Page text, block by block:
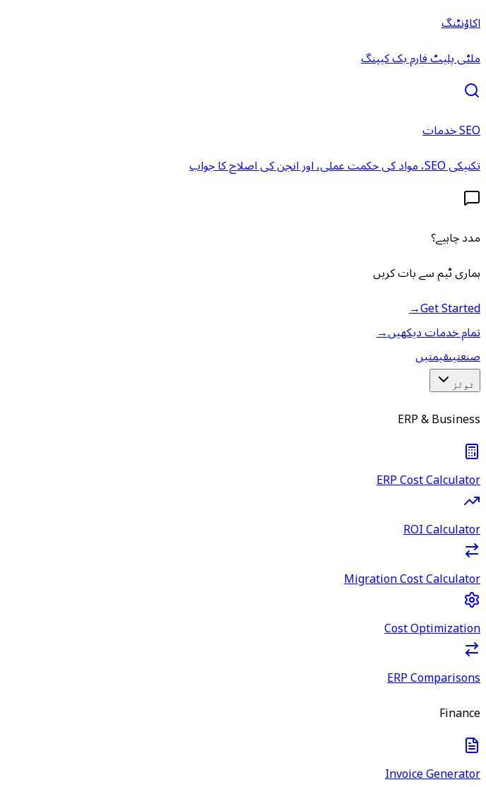
اکاؤنٹنگ
ملٹی پلیٹ فارم بک کیپنگ
SEO خدمات
تکنیکی SEO، مواد کی حکمت عملی، اور انجن کی اصلاح کا جواب
مدد چاہیے؟
ہماری ٹیم سے بات کریں
Get Started
→
تمام خدمات دیکھیں→
صنعتیںقیمتیں
ٹولز
ERP & Business
ERP Cost Calculator
ROI Calculator
Migration Cost Calculator
Cost Optimization
ERP Comparisons
Finance
Invoice Generator